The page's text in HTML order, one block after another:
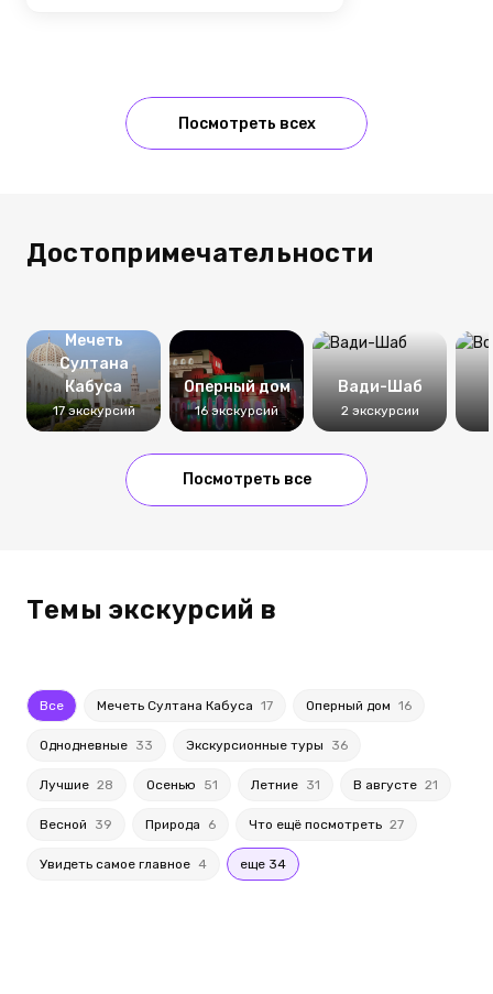
Посмотреть всех
Достопримечательности
Мечеть
Султана
Кабуса
17 экскурсий
Оперный дом
16 экскурсий
Вади-Шаб
2 экскурсии
Посмотреть все
Темы экскурсий в
Все Мечеть Султана Кабуса 17 Оперный дом 16
Однодневные 33 Экскурсионные туры 36
Лучшие 28 Осенью 51 Летние 31 В августе 21
Весной 39 Природа 6 Что ещё посмотреть 27
Увидеть самое главное 4 еще 34